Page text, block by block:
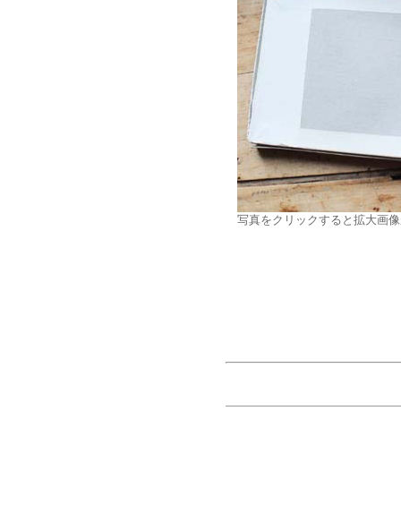
写真をクリックすると拡大画